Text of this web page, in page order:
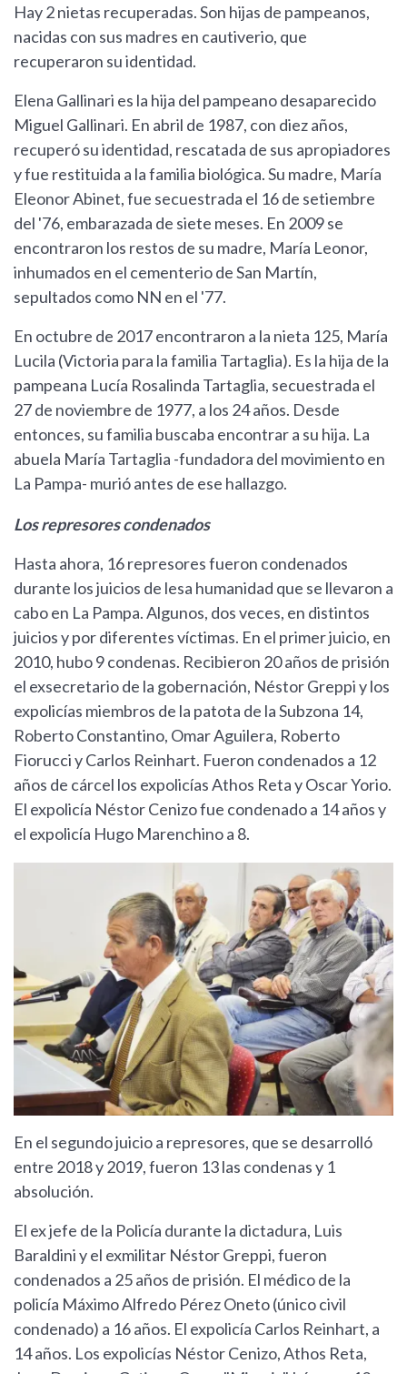
Hay 2 nietas recuperadas. Son hijas de pampeanos,
nacidas con sus madres en cautiverio, que
recuperaron su identidad.
Elena Gallinari es la hija del pampeano desaparecido
Miguel Gallinari. En abril de 1987, con diez años,
recuperó su identidad, rescatada de sus apropiadores
y fue restituida a la familia biológica. Su madre, María
Eleonor Abinet, fue secuestrada el 16 de setiembre
del '76, embarazada de siete meses. En 2009 se
encontraron los restos de su madre, María Leonor,
inhumados en el cementerio de San Martín,
sepultados como NN en el '77.
En octubre de 2017 encontraron a la nieta 125, María
Lucila (Victoria para la familia Tartaglia). Es la hija de la
pampeana Lucía Rosalinda Tartaglia, secuestrada el
27 de noviembre de 1977, a los 24 años. Desde
entonces, su familia buscaba encontrar a su hija. La
abuela María Tartaglia -fundadora del movimiento en
La Pampa- murió antes de ese hallazgo.
Los represores condenados
Hasta ahora, 16 represores fueron condenados
durante los juicios de lesa humanidad que se llevaron a
cabo en La Pampa. Algunos, dos veces, en distintos
juicios y por diferentes víctimas. En el primer juicio, en
2010, hubo 9 condenas. Recibieron 20 años de prisión
el exsecretario de la gobernación, Néstor Greppi y los
expolicías miembros de la patota de la Subzona 14,
Roberto Constantino, Omar Aguilera, Roberto
Fiorucci y Carlos Reinhart. Fueron condenados a 12
años de cárcel los expolicías Athos Reta y Oscar Yorio.
El expolicía Néstor Cenizo fue condenado a 14 años y
el expolicía Hugo Marenchino a 8.
En el segundo juicio a represores, que se desarrolló
entre 2018 y 2019, fueron 13 las condenas y 1
absolución.
El ex jefe de la Policía durante la dictadura, Luis
Baraldini y el exmilitar Néstor Greppi, fueron
condenados a 25 años de prisión. El médico de la
policía Máximo Alfredo Pérez Oneto (único civil
condenado) a 16 años. El expolicía Carlos Reinhart, a
14 años. Los expolicías Néstor Cenizo, Athos Reta,